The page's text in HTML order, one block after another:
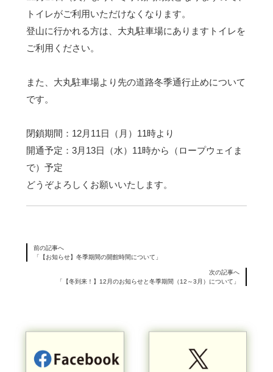
トイレがご利用いただけなくなります。
登山に行かれる方は、大丸駐車場にありますトイレを
ご利用ください。
また、大丸駐車場より先の道路冬季通行止めについて
です。
閉鎖期間：12月11日（月）11時より
開通予定：3月13日（水）11時から（ロープウェイま
で）予定
どうぞよろしくお願いいたします。
前の記事へ
「【お知らせ】冬季期間の開館時間について」
次の記事へ
「【冬到来！】12月のお知らせと冬季期間（12～3月）について」